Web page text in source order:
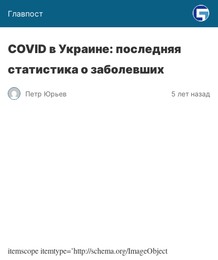
Главпост
COVID в Украине: последняя
статистика о заболевших
Петр Юрьев 5 лет назад
itemscope itemtype=’http://schema.org/ImageObject